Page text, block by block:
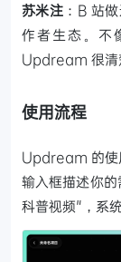
苏米注 ：B 站
作者生态。不
Updream 很清
使用流程
Updream 的使
输入框描述你
科普视频"，系